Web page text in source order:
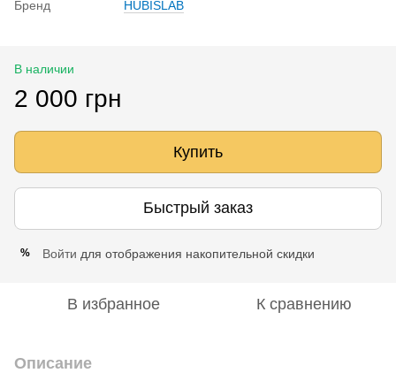
Бренд
HUBISLAB
В наличии
2 000 грн
Купить
Быстрый заказ
% Войти для отображения накопительной скидки
В избранное К сравнению
Описание